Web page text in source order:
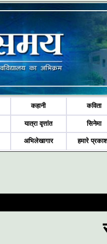
कहानी कविता
यात्रा वृत्तांत सिनेमा
अभिलेखागार हमारे